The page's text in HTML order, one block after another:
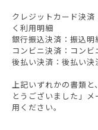
クレジットカード決
く利用明細
銀行振込決済：振込
コンビニ決済：コン
後払い決済：後払い
上記いずれかの書類
とうございました」
用ください。